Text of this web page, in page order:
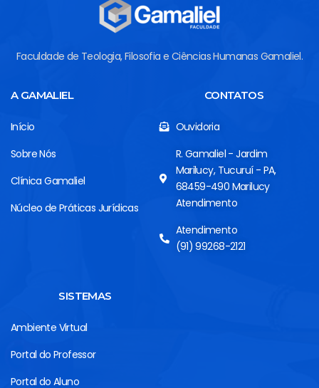
Faculdade de Teologia, Filosofia e Ciências Humanas Gamaliel.
A GAMALIEL
Início
Sobre Nós
Clínica Gamaliel
Núcleo de Práticas Jurídicas
CONTATOS
Ouvidoria
R. Gamaliel - Jardim
Marilucy, Tucuruí - PA,
68459-490 Marilucy
Atendimento
Atendimento
(91) 99268-2121
SISTEMAS
Ambiente Virtual
Portal do Professor
Portal do Aluno